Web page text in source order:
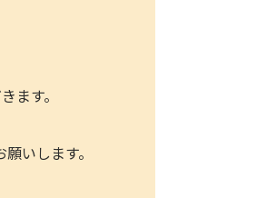
ます。
いします。